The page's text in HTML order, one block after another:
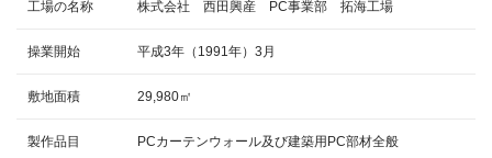
工場の名称 株式会社 西田興産 PC事業部 拓海工場
操業開始 平成3年（1991年）3月
敷地面積 29,980㎡
製作品目 PCカーテンウォール及び建築用PC部材全般